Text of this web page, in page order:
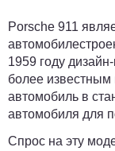
Porsche 911
1959 году
более известным
автомобиль в
автомобиля для
Спрос на эту